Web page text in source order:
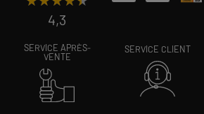
4,3
SERVICE APRÈS-
VENTE
SERVICE CLIENT